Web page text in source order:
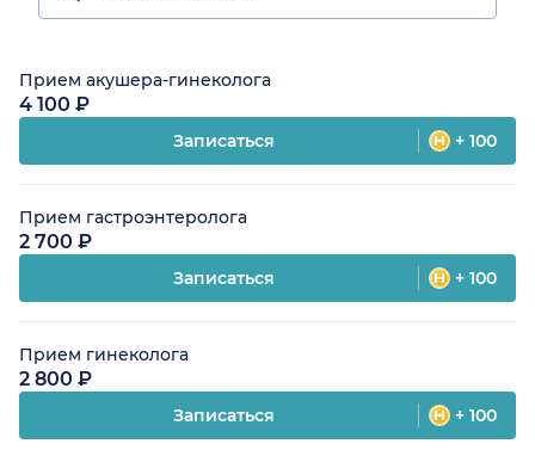
Прием акушера-гинеколога
4 100 ₽
Записаться + 100
Прием гастроэнтеролога
2 700 ₽
Записаться + 100
Прием гинеколога
2 800 ₽
Записаться + 100